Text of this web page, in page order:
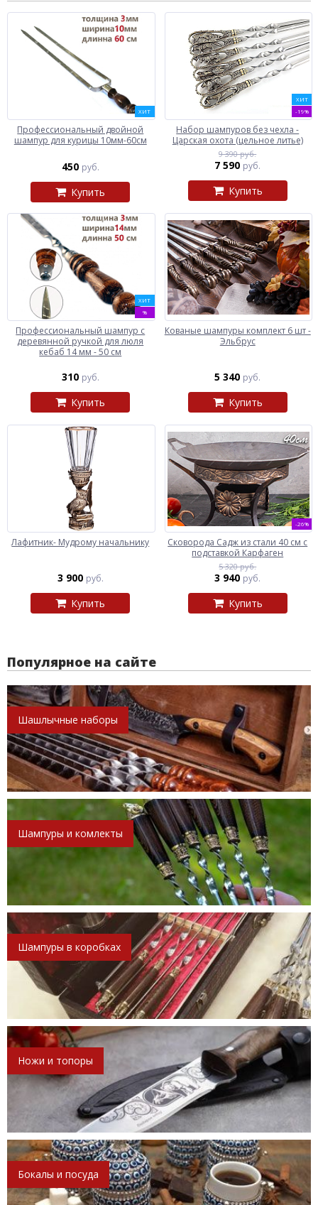
ХИТ
Профессиональный двойной
шампур для курицы 10мм-60см
450 руб.
Купить
ХИТ
-19%
Набор шампуров без чехла -
Царская охота (цельное литье)
9 390 руб.
7 590 руб.
Купить
ХИТ
%
Профессиональный шампур с
деревянной ручкой для люля
кебаб 14 мм - 50 см
310 руб.
Купить
Кованые шампуры комплект 6 шт -
Эльбрус
5 340 руб.
Купить
Лафитник- Мудрому начальнику
3 900 руб.
Купить
-26%
Сковорода Садж из стали 40 см с
подставкой Карфаген
5 320 руб.
3 940 руб.
Купить
Популярное на сайте
Шашлычные наборы
Шампуры и комлекты
Шампуры в коробках
Ножи и топоры
Бокалы и посуда